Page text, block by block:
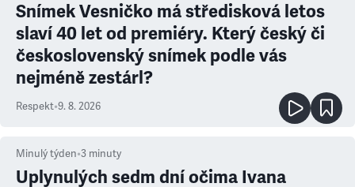
Snímek Vesničko má středisková letos
slaví 40 let od premiéry. Který český či
československý snímek podle vás
nejméně zestárl?
Respekt•9. 8. 2026
Minulý týden•3 minuty
Uplynulých sedm dní očima Ivana